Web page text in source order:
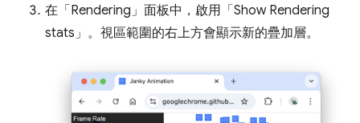
在「Rendering」 面板中，啟用「Show Rendering
stats」 。視區範圍的右上方會顯示新的疊加層。